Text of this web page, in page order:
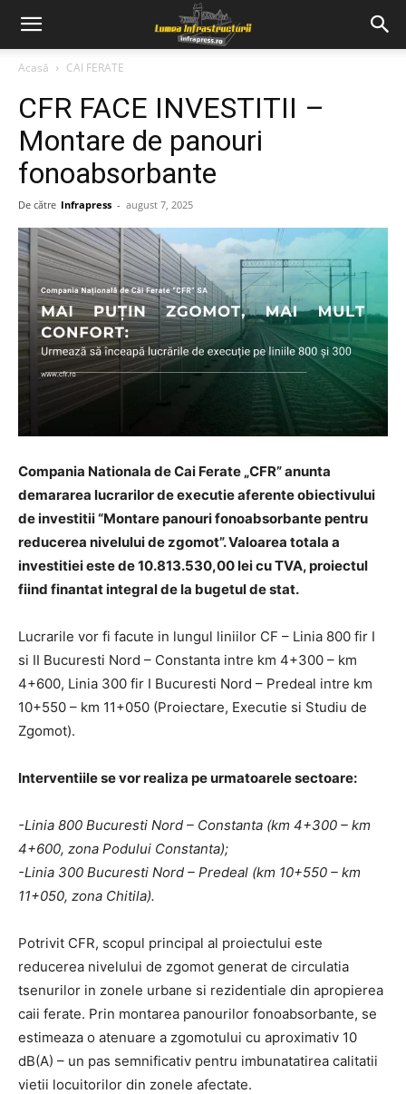
Acasă CAI FERATE
CFR FACE INVESTITII –
Montare de panouri
fonoabsorbante
De către Infrapress - august 7, 2025
Compania Nationala de Cai Ferate „CFR” anunta
demararea lucrarilor de executie aferente obiectivului
de investitii “Montare panouri fonoabsorbante pentru
reducerea nivelului de zgomot”. Valoarea totala a
investitiei este de 10.813.530,00 lei cu TVA, proiectul
fiind finantat integral de la bugetul de stat.
Lucrarile vor fi facute in lungul liniilor CF – Linia 800 fir I
si II Bucuresti Nord – Constanta intre km 4+300 – km
4+600, Linia 300 fir I Bucuresti Nord – Predeal intre km
10+550 – km 11+050 (Proiectare, Executie si Studiu de
Zgomot).
Interventiile se vor realiza pe urmatoarele sectoare:
-Linia 800 Bucuresti Nord – Constanta (km 4+300 – km
4+600, zona Podului Constanta);
-Linia 300 Bucuresti Nord – Predeal (km 10+550 – km
11+050, zona Chitila).
Potrivit CFR, scopul principal al proiectului este
reducerea nivelului de zgomot generat de circulatia
tsenurilor in zonele urbane si rezidentiale din apropierea
caii ferate. Prin montarea panourilor fonoabsorbante, se
estimeaza o atenuare a zgomotului cu aproximativ 10
dB(A) – un pas semnificativ pentru imbunatatirea calitatii
vietii locuitorilor din zonele afectate.